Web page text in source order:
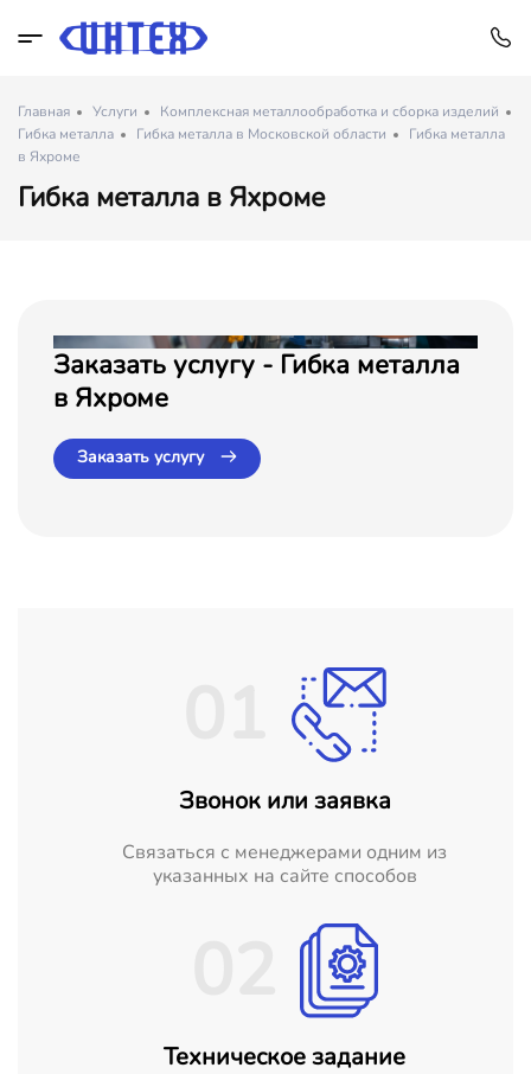
Главная Услуги
Комплексная металлообработка и сборка изделий
Гибка металла
Гибка металла в Московской области
Гибка металла
в Яхроме
Гибка металла в Яхроме
Заказать услугу - Гибка металла
в Яхроме
Заказать услугу
Звонок или заявка
Cвязаться с менеджерами одним из
указанных на сайте способов
Техническое задание